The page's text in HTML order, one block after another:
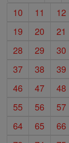
10
11 12
19
20 21
28
29 30
37
38 39
46
47 48
55
56 57
64
65 66